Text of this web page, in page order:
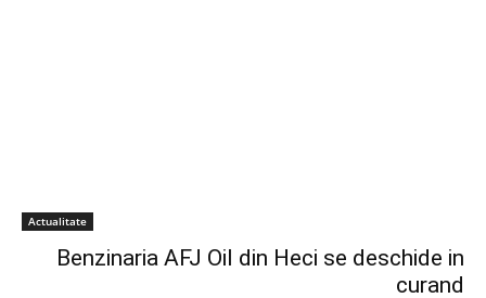
Actualitate
Benzinaria AFJ Oil din Heci se deschide in
curand